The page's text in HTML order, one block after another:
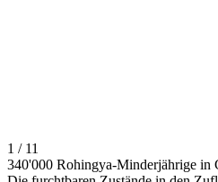
1 / 11
340'000 Rohingya-Minderjährige in